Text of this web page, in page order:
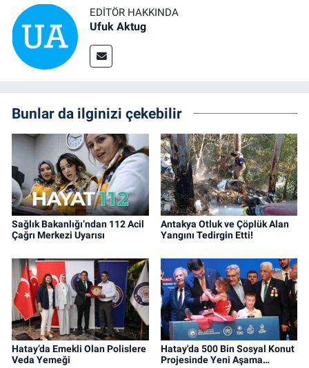
EDITÖR HAKKINDA
Ufuk Aktug
Bunlar da ilginizi çekebilir
Sağlık Bakanlığı’ndan 112 Acil
Çağrı Merkezi Uyarısı
Antakya Otluk ve Çöplük Alan
Yangını Tedirgin Etti!
Hatay’da Emekli Olan Polislere
Veda Yemeği
Hatay'da 500 Bin Sosyal Konut
Projesinde Yeni Aşama…